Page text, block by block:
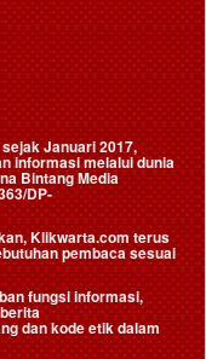
Januari 2017,
informasi melalui dunia
Bintang Media
DP-
Klikwarta.com terus
pembaca sesuai
fungsi informasi,
dan kode etik dalam